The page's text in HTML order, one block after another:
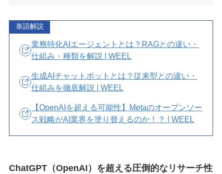
単語解説
業務特化AIエージェントとは？RAGとの違い・
仕組み・種類を解説 | WEEL
生成AIチャットボットとは？従来型との違い・
仕組みを徹底解説 | WEEL
【OpenAIを超える可能性】Metaのオープンソー
ス戦略がAI業界を塗り替えるのか！？ | WEEL
ChatGPT（OpenAI）を超える圧倒的なリサーチ性